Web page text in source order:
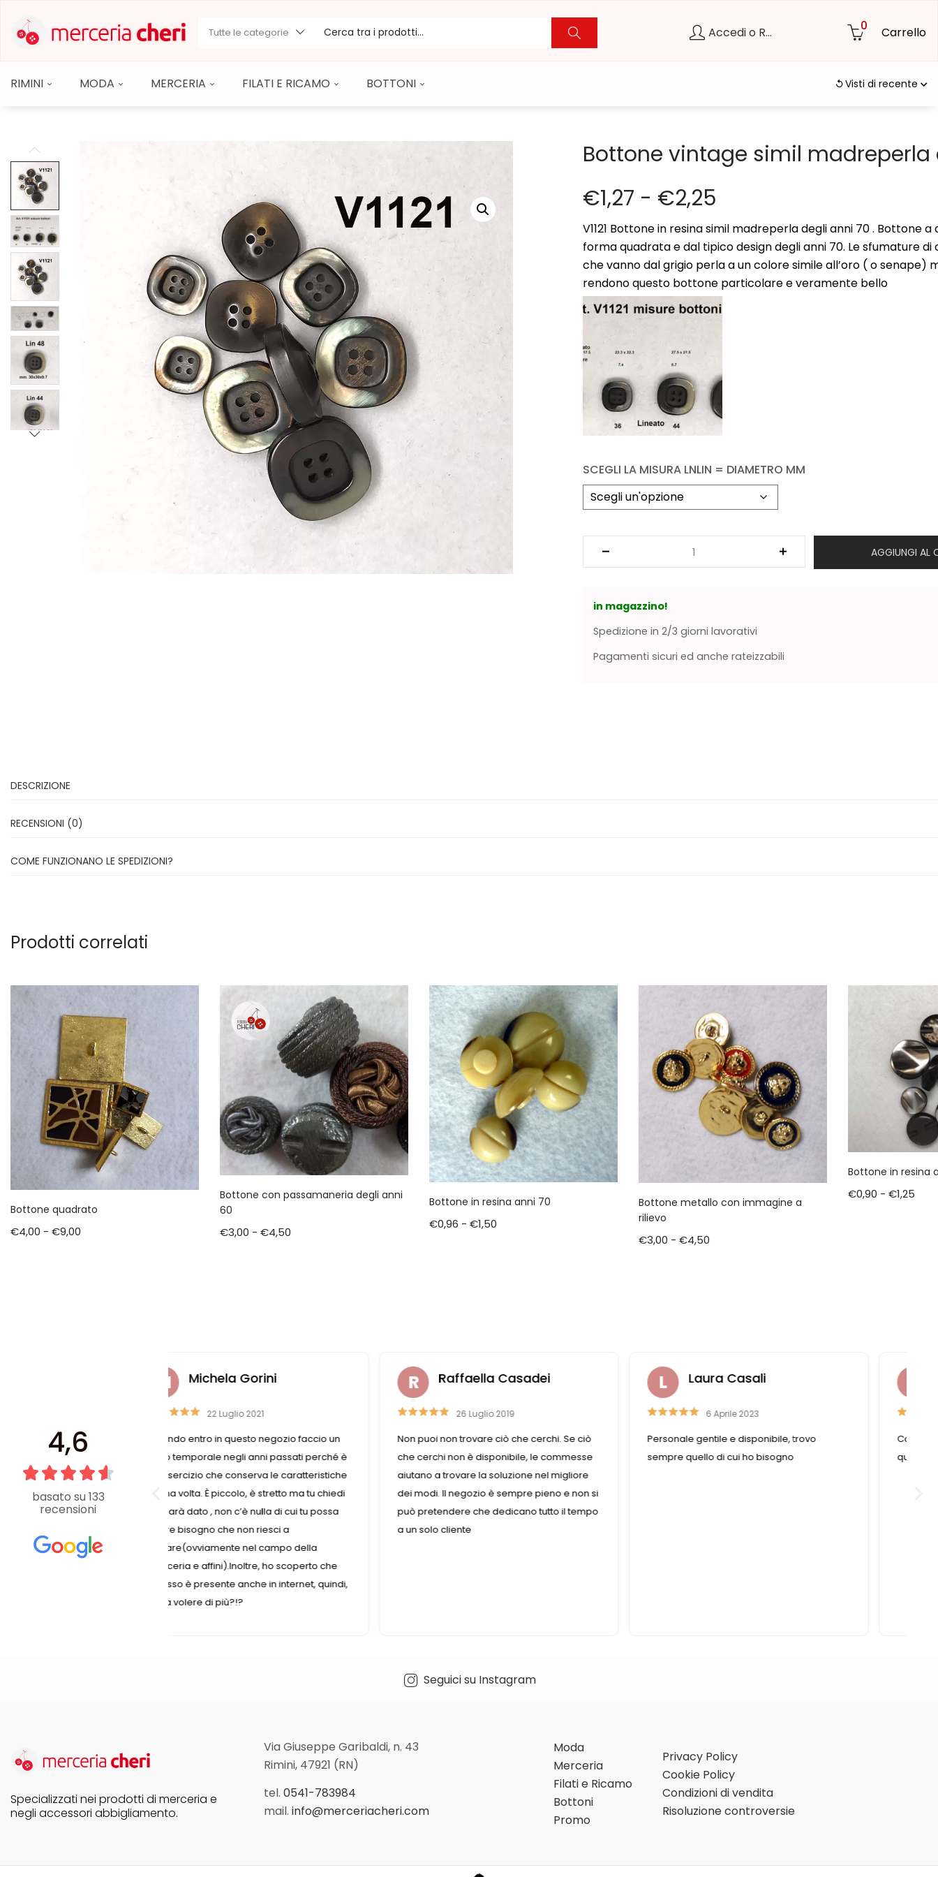
Tutte le categorie Accedi o Registrati 0 Carrello
RIMINI MODA MERCERIA FILATI E RICAMO BOTTONI Visti di recente
Bottone vintage simil madreperla
€1,27 - €2,25
V1121 Bottone in resina simil madreperla degli anni 70 . Bottone
forma quadrata e dal tipico design degli anni 70. Le sfumature
che vanno dal grigio perla a un colore simile all’oro ( o senape)
rendono questo bottone particolare e veramente bello
SCEGLI LA MISURA LNLIN = DIAMETRO MM
AGGIUNGI AL
in magazzino!
Spedizione in 2/3 giorni lavorativi
Pagamenti sicuri ed anche rateizzabili
DESCRIZIONE
RECENSIONI (0)
COME FUNZIONANO LE SPEDIZIONI?
Prodotti correlati
Bottone quadrato
€4,00 - €9,00
Bottone con passamaneria degli anni
60
€3,00 - €4,50
Bottone in resina anni 70
€0,96 - €1,50
Bottone metallo con immagine a
rilievo
€3,00 - €4,50
Bottone in resina
€0,90 - €1,25
4,6
basato su 133
recensioni
questo negozio faccio un
negli anni passati perché è
conserva le caratteristiche
è stretto ma tu chiedi
c’è nulla di cui tu possa
nel campo della
Raffaella Casadei
26 Luglio 2019
Non puoi non trovare ciò che cerchi. Se ciò
che cerchi non è disponibile, le commesse
aiutano a trovare la soluzione nel migliore
dei modi. Il negozio è sempre pieno e non si
può pretendere che dedicano tutto il tempo
a un solo cliente
Laura Casali
6 Aprile 2023
Personale gentile e disponibile, trovo
sempre quello di cui ho bisogno
Liviana Antolini
15 Settembre 2023
Competenza e gentilezza caratterizzano
questo negozio fornitissimo nel suo genere.
Seguici su Instagram
Specializzati nei prodotti di merceria e
negli accessori abbigliamento.
Via Giuseppe Garibaldi, n. 43
Rimini, 47921 (RN)
tel. 0541-783984
mail. info@merceriacheri.com
Moda
Merceria
Filati e Ricamo
Bottoni
Promo
Privacy Policy
Cookie Policy
Condizioni di vendita
Risoluzione controversie